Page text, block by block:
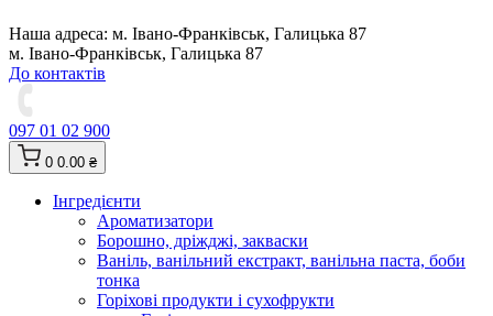
Наша адреса: м. Івано-Франківськ, Галицька 87
м. Івано-Франківськ, Галицька 87
До контактів
097 01 02 900
0 0.00 ₴
Інгредієнти
Ароматизатори
Борошно, дріжджі, закваски
Ваніль, ванільний екстракт, ванільна паста, боби
тонка
Горіхові продукти і сухофрукти